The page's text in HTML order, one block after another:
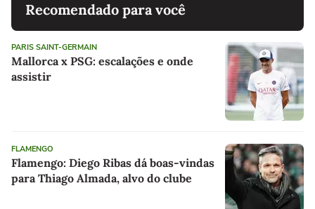
Recomendado para você
PARIS SAINT-GERMAIN
Mallorca x PSG: escalações e onde
assistir
FLAMENGO
Flamengo: Diego Ribas dá boas-vindas
para Thiago Almada, alvo do clube